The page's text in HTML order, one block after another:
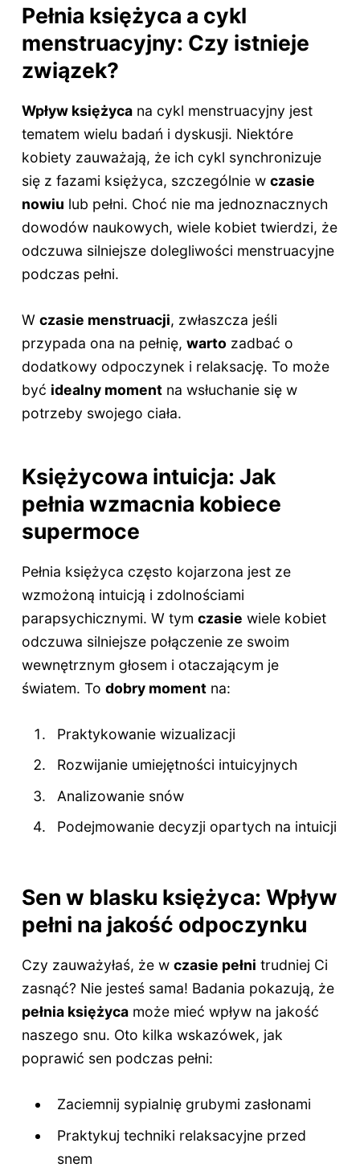
Pełnia księżyca a cykl
menstruacyjny: Czy istnieje
związek?
Wpływ księżycana cykl menstruacyjny jest
tematem wielu badań i dyskusji. Niektóre
kobiety zauważają, że ich cykl synchronizuje
się z fazami księżyca, szczególnie w czasie
nowiu lub pełni. Choć nie ma jednoznacznych
dowodów naukowych, wiele kobiet twierdzi, że
odczuwa silniejsze dolegliwości menstruacyjne
podczas pełni.
W czasie menstruacji, zwłaszcza jeśli
przypada ona na pełnię, warto zadbać o
dodatkowy odpoczynek i relaksację. To może
być idealny momentna wsłuchanie się w
potrzeby swojego ciała.
Księżycowa intuicja: Jak
pełnia wzmacnia kobiece
supermoce
Pełnia księżyca często kojarzona jest ze
wzmożoną intuicją i zdolnościami
parapsychicznymi. W tym czasie wiele kobiet
odczuwa silniejsze połączenie ze swoim
wewnętrznym głosem i otaczającym je
światem. To dobry momentna:
Praktykowanie wizualizacji
Rozwijanie umiejętności intuicyjnych
Analizowanie snów
Podejmowanie decyzji opartych na intuicji
Sen w blasku księżyca: Wpływ
pełni na jakość odpoczynku
Czy zauważyłaś, że w czasie pełni trudniej Ci
zasnąć? Nie jesteś sama! Badania pokazują, że
pełnia księżycamoże mieć wpływ na jakość
naszego snu. Oto kilka wskazówek, jak
poprawić sen podczas pełni:
Zaciemnij sypialnię grubymi zasłonami
Praktykuj techniki relaksacyjne przed
snem